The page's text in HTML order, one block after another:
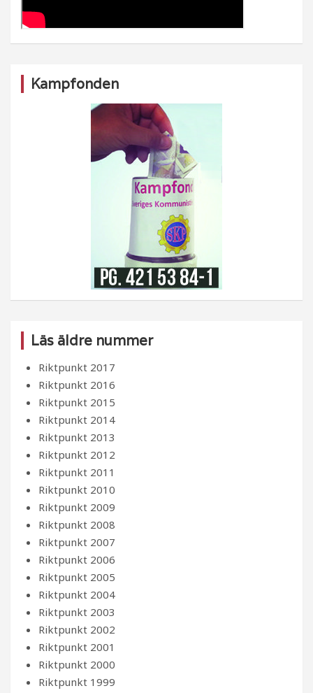
Kampfonden
Läs äldre nummer
Riktpunkt 2017
Riktpunkt 2016
Riktpunkt 2015
Riktpunkt 2014
Riktpunkt 2013
Riktpunkt 2012
Riktpunkt 2011
Riktpunkt 2010
Riktpunkt 2009
Riktpunkt 2008
Riktpunkt 2007
Riktpunkt 2006
Riktpunkt 2005
Riktpunkt 2004
Riktpunkt 2003
Riktpunkt 2002
Riktpunkt 2001
Riktpunkt 2000
Riktpunkt 1999